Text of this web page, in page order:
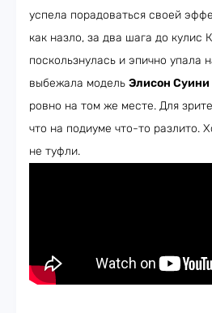
успела порадоваться своей
как назло, за два шага до кулис
поскользнулась и эпично упала
выбежала модель Элисон Суини
ровно на том же месте. Для
что на подиуме что-то разлито.
не туфли.